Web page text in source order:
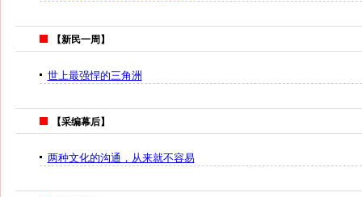
【新民一周】
世上最强悍的三角洲
【采编幕后】
两种文化的沟通，从来就不容易